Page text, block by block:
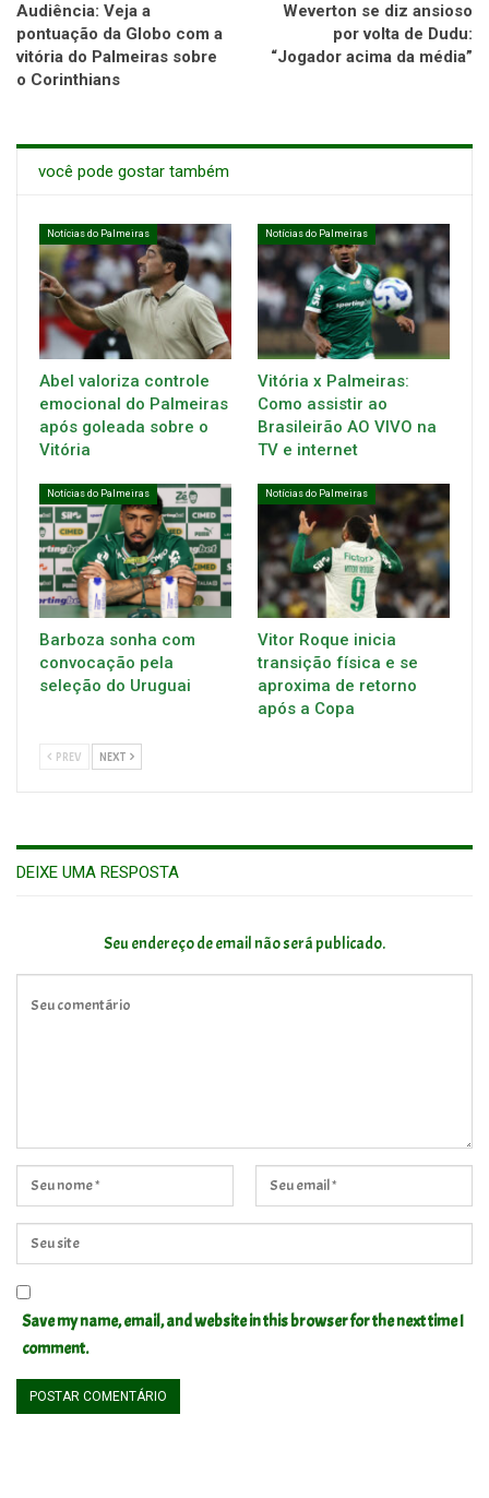
Audiência: Veja a
pontuação da Globo com a
vitória do Palmeiras sobre
o Corinthians
Weverton se diz ansioso
por volta de Dudu:
“Jogador acima da média”
você pode gostar também
Notícias do Palmeiras
Abel valoriza controle
emocional do Palmeiras
após goleada sobre o
Vitória
Notícias do Palmeiras
Vitória x Palmeiras:
Como assistir ao
Brasileirão AO VIVO na
TV e internet
Notícias do Palmeiras
Barboza sonha com
convocação pela
seleção do Uruguai
Notícias do Palmeiras
Vitor Roque inicia
transição física e se
aproxima de retorno
após a Copa
PREV NEXT
DEIXE UMA RESPOSTA
Seu endereço de email não será publicado.
Save my name, email, and website in this browser for the next time I
comment.